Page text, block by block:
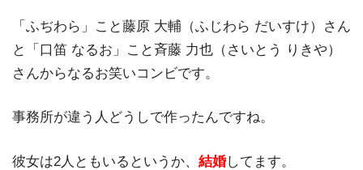
「ふぢわら」こと藤原 大輔（ふじわら だいすけ）さん
と「口笛 なるお」こと斉藤 力也（さいとう りきや）
さんからなるお笑いコンビです。
事務所が違う人どうしで作ったんですね。
彼女は2人ともいるというか、 結婚してます。